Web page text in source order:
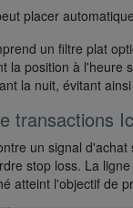
placer
un filtre plat
la position à l'heure
la nuit, évitant
transactions
un signal
stop loss. La
atteint l'objectif de